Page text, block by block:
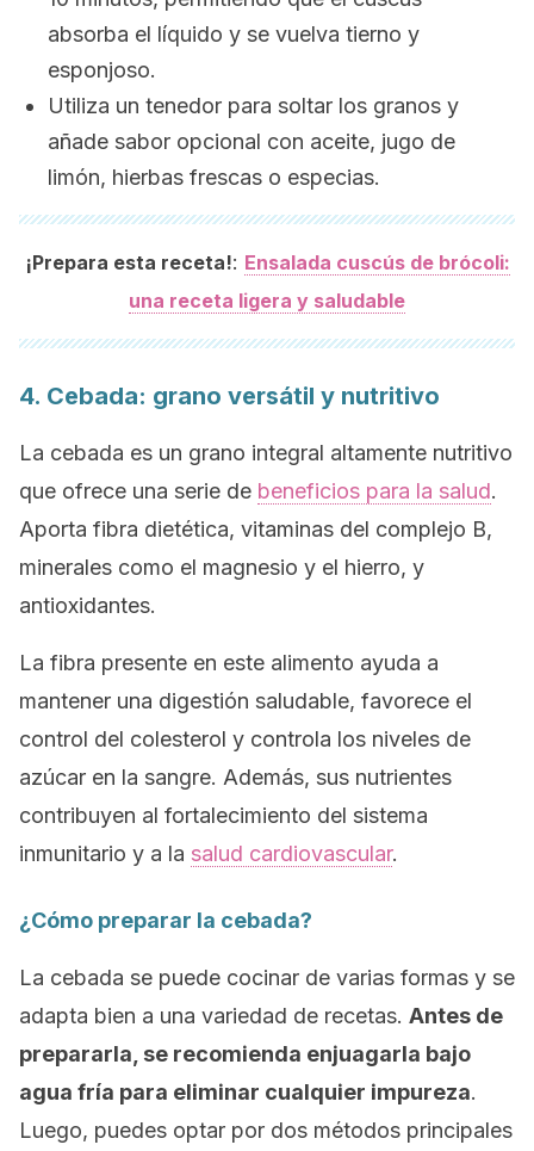
absorba el líquido y se vuelva tierno y
esponjoso.
Utiliza un tenedor para soltar los granos y
añade sabor opcional con aceite, jugo de
limón, hierbas frescas o especias.
¡Prepara esta receta!: Ensalada cuscús de brócoli:
una receta ligera y saludable
4. Cebada: grano versátil y nutritivo
La cebada es un grano integral altamente nutritivo
que ofrece una serie de beneficios para la salud.
Aporta fibra dietética, vitaminas del complejo B,
minerales como el magnesio y el hierro, y
antioxidantes.
La fibra presente en este alimento ayuda a
mantener una digestión saludable, favorece el
control del colesterol y controla los niveles de
azúcar en la sangre. Además, sus nutrientes
contribuyen al fortalecimiento del sistema
inmunitario y a la salud cardiovascular.
¿Cómo preparar la cebada?
La cebada se puede cocinar de varias formas y se
adapta bien a una variedad de recetas. Antes de
prepararla, se recomienda enjuagarla bajo
agua fría para eliminar cualquier impureza.
Luego, puedes optar por dos métodos principales